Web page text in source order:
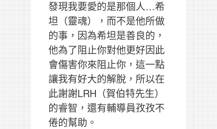
發現我要愛的是那個人…希
坦（靈魂），而不是他所做
的事，因為希坦是善良的，
他為了阻止你對他更好因此
會傷害你來阻止你，這一點
讓我有好大的解脫，所以在
此謝謝LRH（賀伯特先生）
的睿智，還有輔導員孜孜不
倦的幫助。